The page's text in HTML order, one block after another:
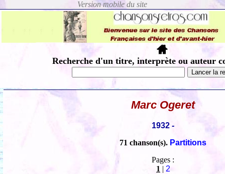
Recherche d'un titre, interprète ou auteur
Marc Ogeret
1932 -
71 chanson(s). Partitions
Pages :
1 | 2